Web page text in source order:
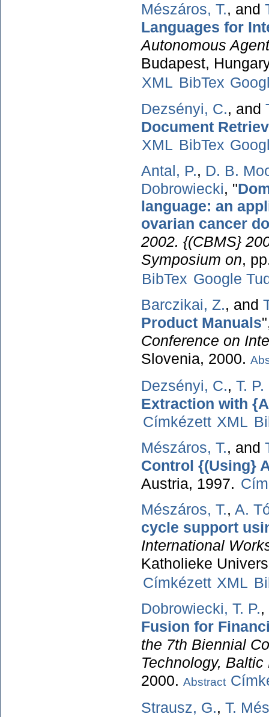
Mészáros, T., and
Languages for
Autonomous
Budapest,
XML BibTex
Dezsényi, C., and
Document
XML BibTex
Antal, P., D. B.
Dobrowiecki, "
language: an
ovarian cancer
2002. {(CBMS}
Symposium on,
BibTex Google
Barczikai, Z., and
Product Manuals
Conference on
Slovenia, 2000.
Dezsényi, C., T.
Extraction with
Címkézett XML
Mészáros, T., and
Control {(Using}
Austria, 1997.
Mészáros, T., A.
cycle support
International
Katholieke
Címkézett XML
Dobrowiecki, T. P.,
Fusion for
the 7th Biennial
Technology,
2000. Abstract
Strausz, G., T.